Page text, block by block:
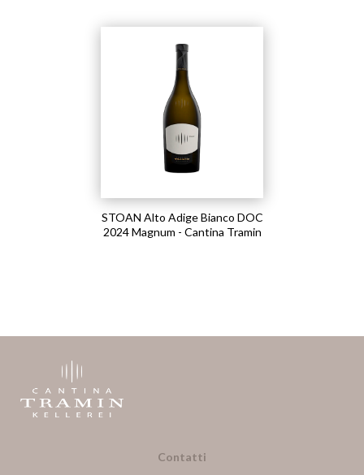
STOAN Alto Adige Bianco DOC
2024 Magnum - Cantina Tramin
Contatti